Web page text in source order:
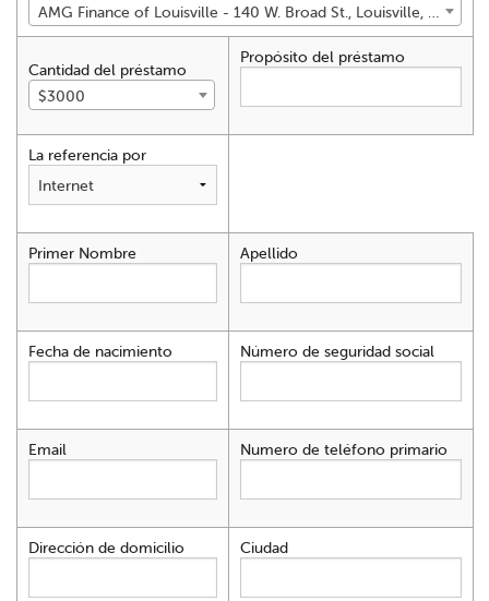
AMG Finance of Louisville - 140 W. Broad St., Louisville, GA 30434
Cantidad del préstamo
$3000
Propósito del préstamo
La referencia por
Primer Nombre Apellido
Fecha de nacimiento Número de seguridad social
Email Numero de teléfono primario
Dirección de domicilio Ciudad